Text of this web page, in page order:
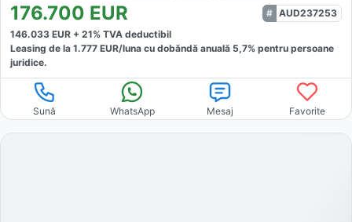
176.700 EUR
AUD237253
146.033 EUR + 21% TVA deductibil
Leasing de la 1.777 EUR/luna cu dobăndă anuală 5,7% pentru persoane
juridice.
Sună WhatsApp Mesaj Favorite